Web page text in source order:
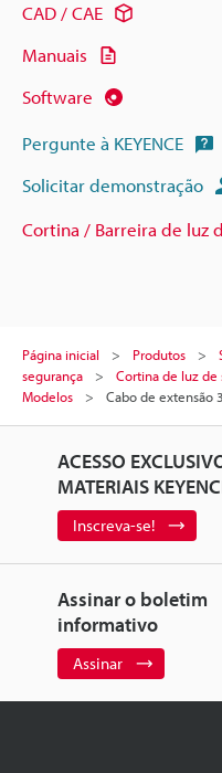
CAD / CAE
Manuais
Software
Pergunte à KEYENCE
Solicitar demonstração
Cortina / Barreira de luz
Página inicial Produtos
segurança
Cortina de luz de
Modelos
Cabo de extensão
ACESSO
MATERIAIS
Inscreva-se!
Assinar o boletim
informativo
Assinar